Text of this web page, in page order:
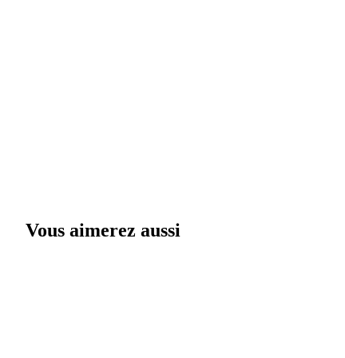
Vous aimerez aussi